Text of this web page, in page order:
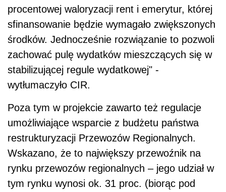
procentowej waloryzacji rent i emerytur, której
sfinansowanie będzie wymagało zwiększonych
środków. Jednocześnie rozwiązanie to pozwoli
zachować pulę wydatków mieszczących się w
stabilizującej regule wydatkowej" -
wytłumaczyło CIR.
Poza tym w projekcie zawarto też regulacje
umożliwiające wsparcie z budżetu państwa
restrukturyzacji Przewozów Regionalnych.
Wskazano, że to największy przewoźnik na
rynku przewozów regionalnych – jego udział w
tym rynku wynosi ok. 31 proc. (biorąc pod